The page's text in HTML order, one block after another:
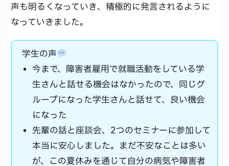
声も明るくなっていき、積極的に発言されるように
なっていきました。
学生の声
今まで、障害者雇用で就職活動をしている学
生さんと話せる機会はなかったので、同じグ
ループになった学生さんと話せて、良い機会
になった
先輩の話と座談会、2つのセミナーに参加して
本当に安心しました。まだ不安なことは多い
が、この夏休みを通じて自分の病気や障害者